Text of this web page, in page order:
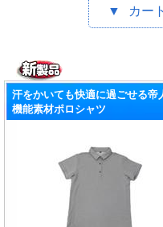
▼ カー
汗をかいても快適に過ごせる帝
機能素材ポロシャツ